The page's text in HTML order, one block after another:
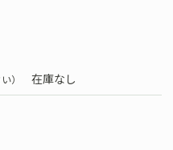
） 在庫なし